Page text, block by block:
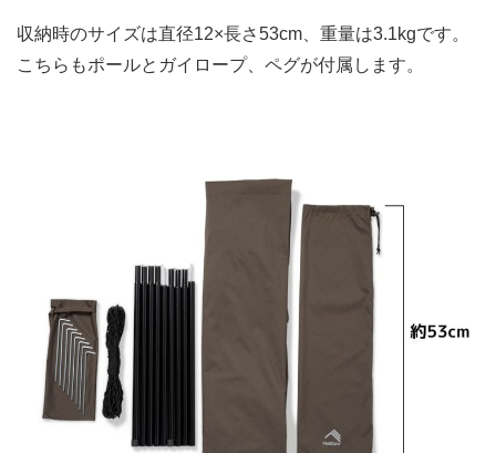
収納時のサイズは直径12×長さ53cm、重量は3.1kgです。
こちらもポールとガイロープ、ペグが付属します。